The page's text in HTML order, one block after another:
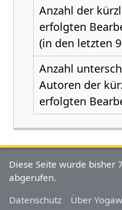
Anzahl der
erfolgten
(in den letzten
Anzahl
Autoren der
erfolgten
Diese Seite wurde bisher
abgerufen.
Datenschutz
Über